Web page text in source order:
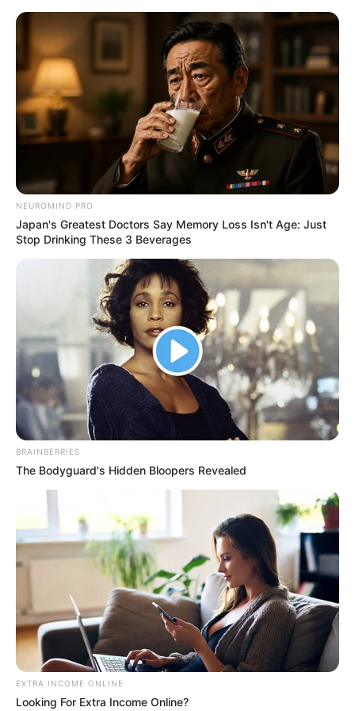
atividades de Natal para educação infantil
51 Atividades de Natal para
Educação Infantil para
Imprimir Grátis
18.079.935/0001-70
FBO Negócios de Treinamento e Marketing Digital
Encadernação Artesanal
Filtro dos Sonhos
Lembrancinhas de Casamento
Mosaico
NEUROMIND PRO
Japan's Greatest Doctors Say Memory Loss Isn't Age: Just
Stop Drinking These 3 Beverages
BRAINBERRIES
The Bodyguard's Hidden Bloopers Revealed
EXTRA INCOME ONLINE
Looking For Extra Income Online?